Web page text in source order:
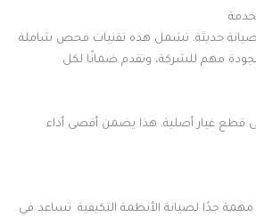
صيانة حديثة. تشمل هذه تقنيات فحص شاملة
مهم للشركة، وتقدم ضمانًا لكل
قطع غيار أصلية. هذا يضمن أقصى أداء
جدًا لصيانة الأنظمة التكيفية. تساعد في